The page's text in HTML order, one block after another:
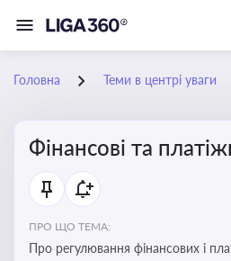
Головна Теми в центрі уваги
Фінансові та
ПРО ЩО ТЕМА:
Про регулювання фінансових і